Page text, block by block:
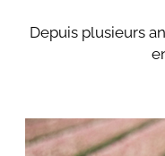
Depuis plusieurs